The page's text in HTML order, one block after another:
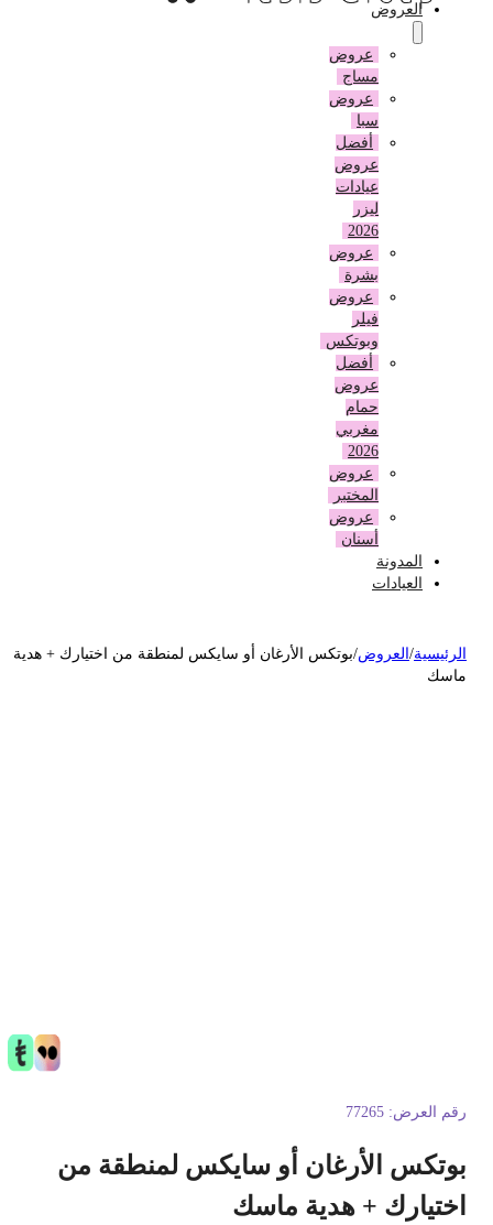
العروض
عروض
مساج
عروض
أفضل
عروض
عيادات
عروض
بشرة
عروض
وبوتكس
أفضل
عروض
حمام
مغربي
عروض
المختبر
عروض
أسنان
المدونة
العيادات
/العروض بوتكس الأرغان أو سايكس لمنطقة من اختيارك + هدية
العرض: 77265
الأرغان أو سايكس لمنطقة من
+ هدية ماسك